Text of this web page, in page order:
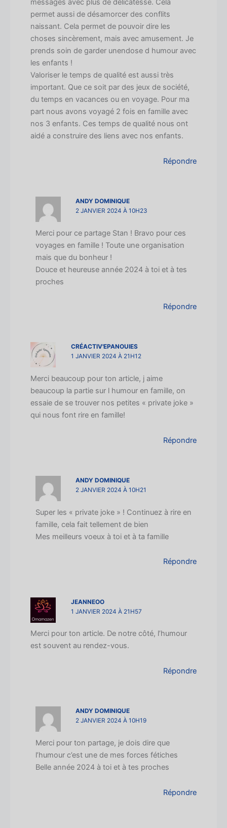
messages avec plus de délicatesse. Cela
permet aussi de désamorcer des conflits
naissant. Cela permet de pouvoir dire les
choses sincèrement, mais avec amusement. Je
prends soin de garder unendose d humour avec
les enfants !
Valoriser le temps de qualité est aussi très
important. Que ce soit par des jeux de société,
du temps en vacances ou en voyage. Pour ma
part nous avons voyagé 2 fois en famille avec
nos 3 enfants. Ces temps de qualité nous ont
aidé a construire des liens avec nos enfants.
Répondre
ANDY DOMINIQUE
2 JANVIER 2024 À 10H23
Merci pour ce partage Stan ! Bravo pour ces
voyages en famille ! Toute une organisation
mais que du bonheur !
Douce et heureuse année 2024 à toi et à tes
proches
Répondre
CRÉACTIV'EPANOUIES
1 JANVIER 2024 À 21H12
Merci beaucoup pour ton article, j aime
beaucoup la partie sur l humour en famille, on
essaie de se trouver nos petites « private joke »
qui nous font rire en famille!
Répondre
ANDY DOMINIQUE
2 JANVIER 2024 À 10H21
Super les « private joke » ! Continuez à rire en
famille, cela fait tellement de bien
Mes meilleurs voeux à toi et à ta famille
Répondre
JEANNEOO
1 JANVIER 2024 À 21H57
Merci pour ton article. De notre côté, l’humour
est souvent au rendez-vous.
Répondre
ANDY DOMINIQUE
2 JANVIER 2024 À 10H19
Merci pour ton partage, je dois dire que
l’humour c’est une de mes forces fétiches
Belle année 2024 à toi et à tes proches
Répondre